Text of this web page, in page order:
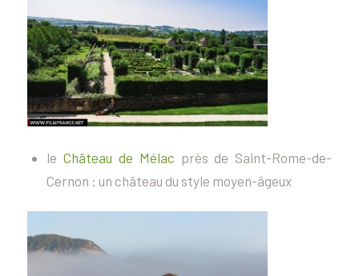
le Château de Mélac près de Saint-Rome-de-
Cernon : un château du style moyen-âgeux